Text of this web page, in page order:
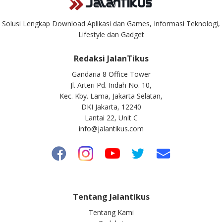
Solusi Lengkap Download Aplikasi dan Games, Informasi Teknologi,
Lifestyle dan Gadget
Redaksi JalanTikus
Gandaria 8 Office Tower
Jl. Arteri Pd. Indah No. 10,
Kec. Kby. Lama, Jakarta Selatan,
DKI Jakarta, 12240
Lantai 22, Unit C
info@jalantikus.com
Tentang Jalantikus
Tentang Kami